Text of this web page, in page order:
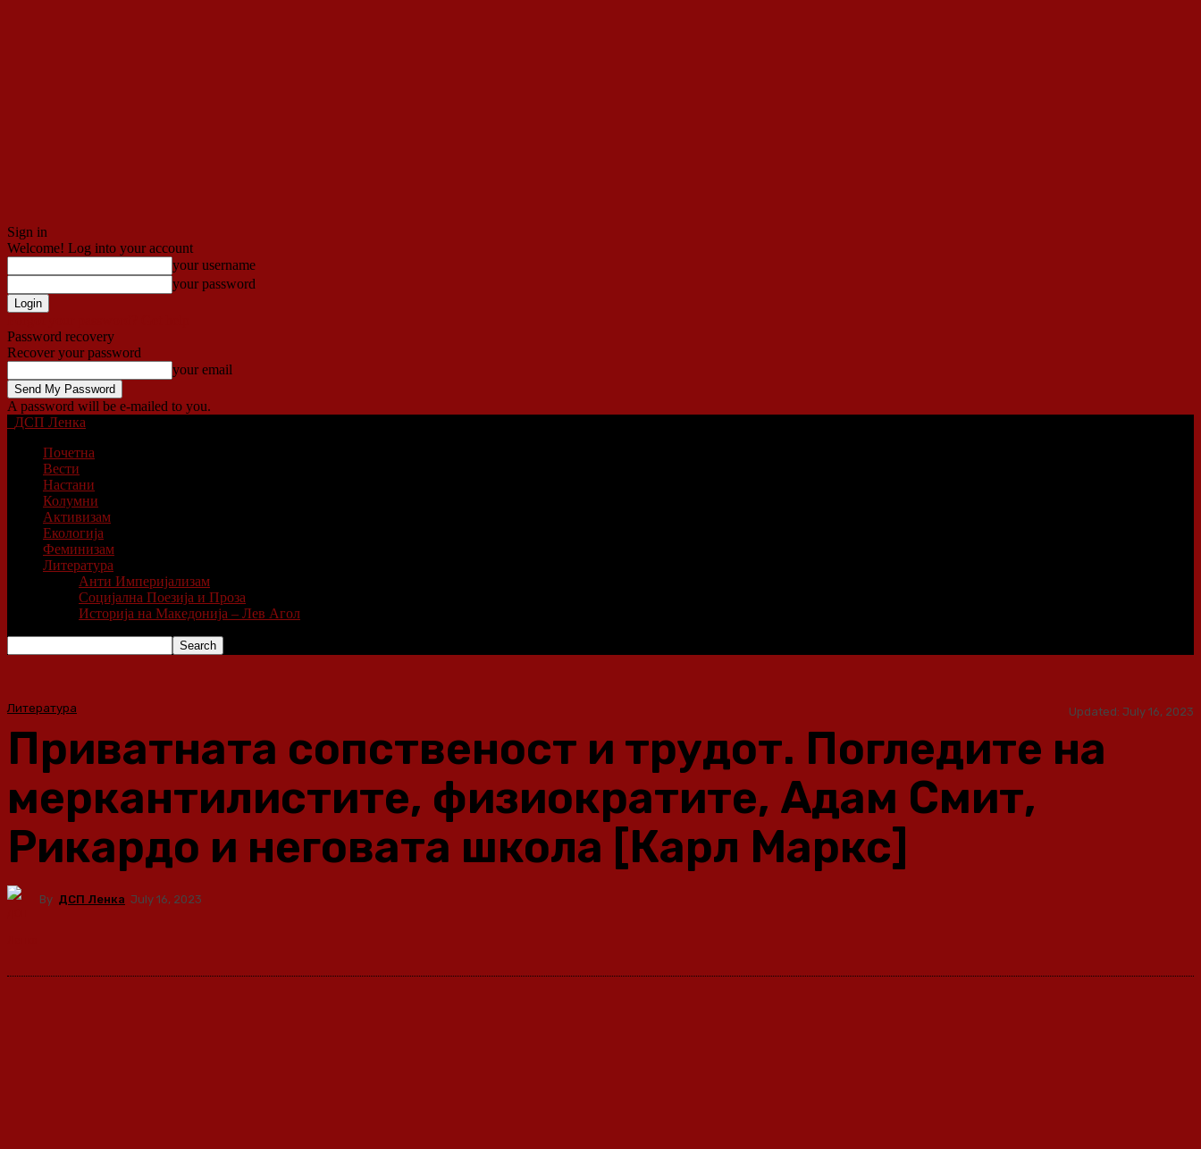
Sign in
Welcome! Log into your account
your username
your password
Password recovery
Recover your password
your email
A password will be e-mailed to you.
ДСП Ленка
Почетна
Вести
Настани
Колумни
Активизам
Екологија
Феминизам
Литература
Анти Империјализам
Социјална Поезија и Проза
Историја на Македонија – Лев Агол
Литература Updated: July 16, 2023
Приватната сопственост и трудот. Погледите на
меркантилистите, физиократите, Адам Смит,
Рикардо и неговата школа [Карл Маркс]
By ДСП Ленка July 16, 2023